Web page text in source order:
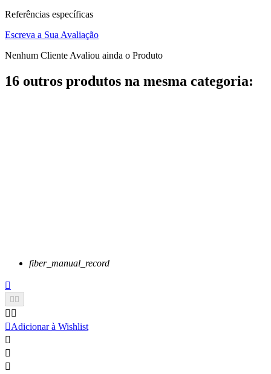
Referências específicas
Escreva a Sua Avaliação
Nenhum Cliente Avaliou ainda o Produto
16 outros produtos na mesma categoria:
fiber_manual_record

 
 
Adicionar à Wishlist


